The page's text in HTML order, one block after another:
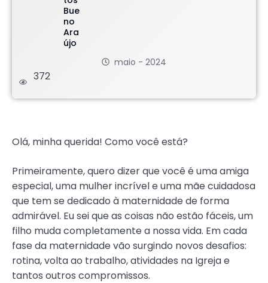
maio - 2024
372
Olá, minha querida! Como você está?
Primeiramente, quero dizer que você é uma amiga
especial, uma mulher incrível e uma mãe cuidadosa
que tem se dedicado à maternidade de forma
admirável. Eu sei que as coisas não estão fáceis, um
filho muda completamente a nossa vida. Em cada
fase da maternidade vão surgindo novos desafios:
rotina, volta ao trabalho, atividades na Igreja e
tantos outros compromissos.